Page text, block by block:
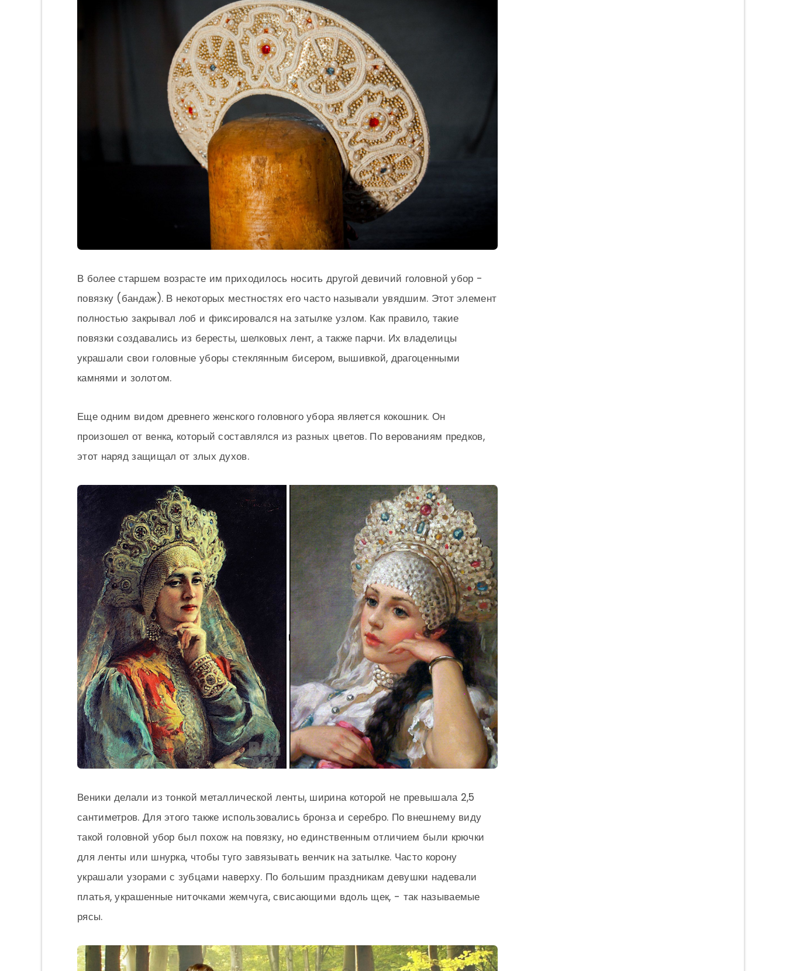
В более старшем возрасте им приходилось носить другой девичий головной убор -
повязку (бандаж). В некоторых местностях его часто называли увядшим. Этот элемент
полностью закрывал лоб и фиксировался на затылке узлом. Как правило, такие
повязки создавались из бересты, шелковых лент, а также парчи. Их владелицы
украшали свои головные уборы стеклянным бисером, вышивкой, драгоценными
камнями и золотом.
Еще одним видом древнего женского головного убора является кокошник. Он
произошел от венка, который составлялся из разных цветов. По верованиям предков,
этот наряд защищал от злых духов.
Веники делали из тонкой металлической ленты, ширина которой не превышала 2,5
сантиметров. Для этого также использовались бронза и серебро. По внешнему виду
такой головной убор был похож на повязку, но единственным отличием были крючки
для ленты или шнурка, чтобы туго завязывать венчик на затылке. Часто корону
украшали узорами с зубцами наверху. По большим праздникам девушки надевали
платья, украшенные ниточками жемчуга, свисающими вдоль щек, - так называемые
рясы.